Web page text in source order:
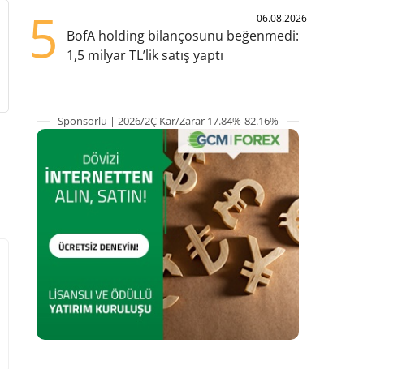
5 06.08.2026
BofA holding bilançosunu beğenmedi:
1,5 milyar TL’lik satış yaptı
Sponsorlu | 2026/2Ç Kar/Zarar 17.84%-82.16%